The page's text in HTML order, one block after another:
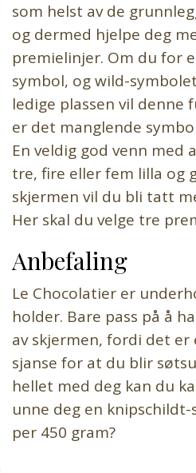
som helst av de
og dermed hjelpe deg
premielinjer. Om du for
symbol, og wild-
ledige plassen vil denne
er det manglende
En veldig god venn med
tre, fire eller fem lilla og
skjermen vil du bli tatt
Her skal du velge tre
Anbefaling
Le Chocolatier er
holder. Bare pass på å
av skjermen, fordi det er
sjanse for at du blir
hellet med deg kan du
unne deg en
per 450 gram?